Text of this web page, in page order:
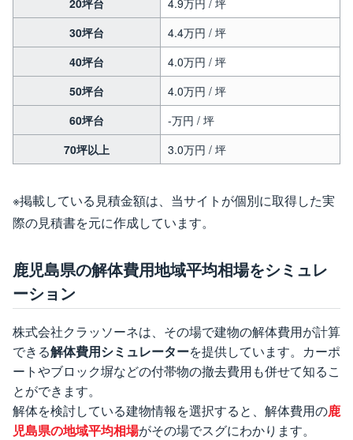
30坪台
4.4万円 / 坪
40坪台
4.0万円 / 坪
50坪台
4.0万円 / 坪
60坪台
-万円 / 坪
70坪以上
3.0万円 / 坪
※掲載している見積金額は、当サイトが個別に取得した実
際の見積書を元に作成しています。
鹿児島県の解体費用地域平均相場をシミュレ
ーション
株式会社クラッソーネは、その場で建物の解体費用が計算
できる解体費用シミュレーターを提供しています。カーポ
ートやブロック塀などの付帯物の撤去費用も併せて知るこ
とができます。
解体を検討している建物情報を選択すると、解体費用の鹿
児島県の地域平均相場がその場でスグにわかります。